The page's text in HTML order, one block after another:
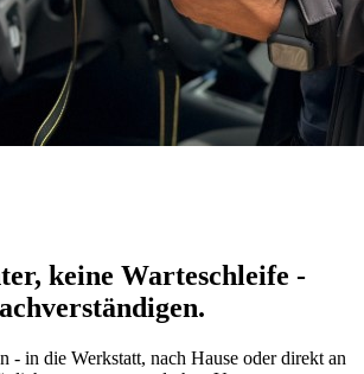
keine Warteschleife -
- in die Werkstatt, nach Hause oder direkt an